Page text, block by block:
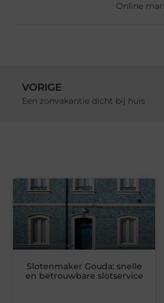
Online
VORIGE
Een zonvakantie dicht bij huis
Slotenmaker Gouda: snelle
en betrouwbare slotservice